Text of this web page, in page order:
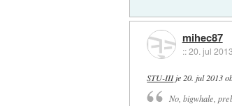
mihec87
::20. jul
STU-IIIje 20. jul 2013
No, bigwhale,